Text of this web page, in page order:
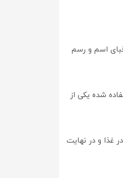
اسم و رسم
شده یکی از
غذا و در نهایت